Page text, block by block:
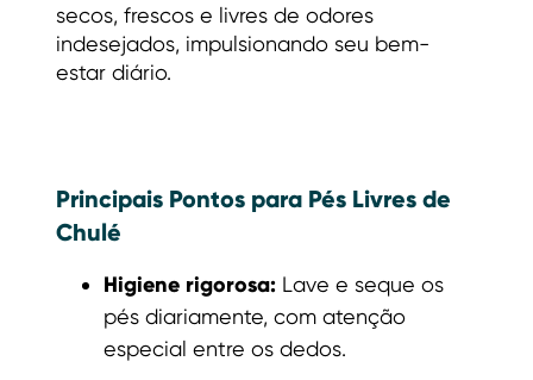
secos, frescos e livres de odores
indesejados, impulsionando seu bem-
estar diário.
Principais Pontos para Pés Livres de
Chulé
Higiene rigorosa: Lave e seque os
pés diariamente, com atenção
especial entre os dedos.